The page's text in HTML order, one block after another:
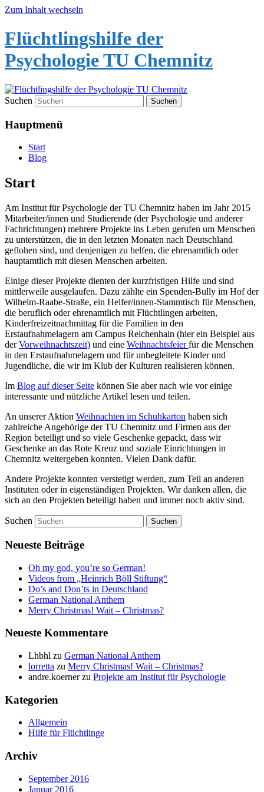
Zum Inhalt wechseln
Flüchtlingshilfe der
Psychologie TU Chemnitz
Suchen
Hauptmenü
Start
Blog
Start
Am Institut für Psychologie der TU Chemnitz haben im Jahr 2015
Mitarbeiter/innen und Studierende (der Psychologie und anderer
Fachrichtungen) mehrere Projekte ins Leben gerufen um Menschen
zu unterstützen, die in den letzten Monaten nach Deutschland
geflohen sind, und denjenigen zu helfen, die ehrenamtlich oder
hauptamtlich mit diesen Menschen arbeiten.
Einige dieser Projekte dienten der kurzfristigen Hilfe und sind
mittlerweile ausgelaufen. Dazu zählte ein Spenden-Bully im Hof der
Wilhelm-Raabe-Straße, ein Helfer/innen-Stammtisch für Menschen,
die beruflich oder ehrenamtlich mit Flüchtlingen arbeiten,
Kinderfreizeitnachmittag für die Familien in den
Erstaufnahmelagern am Campus Reichenhain (hier ein Beispiel aus
derVorweihnachtszeit) und eine Weihnachtsfeierfür die Menschen
in den Erstaufnahmelagern und für unbegleitete Kinder und
Jugendliche, die wir im Klub der Kulturen realisieren können.
Im Blog auf dieser Seite können Sie aber nach wie vor einige
interessante und nützliche Artikel lesen und teilen.
An unserer Aktion Weihnachten im Schuhkarton haben sich
zahlreiche Angehörige der TU Chemnitz und Firmen aus der
Region beteiligt und so viele Geschenke gepackt, dass wir
Geschenke an das Rote Kreuz und soziale Einrichtungen in
Chemnitz weitergeben konnten. Vielen Dank dafür.
Andere Projekte konnten verstetigt werden, zum Teil an anderen
Instituten oder in eigenständigen Projekten. Wir danken allen, die
sich an den Projekten beteiligt haben und immer noch aktiv sind.
Suchen
Neueste Beiträge
Oh my god, you’re so German!
Videos from „Heinrich Böll Stiftung“
Do’s and Don’ts in Deutschland
German National Anthem
Merry Christmas! Wait – Christmas?
Neueste Kommentare
Lhbhl zu German National Anthem
lorretta zu Merry Christmas! Wait – Christmas?
andre.koernerzu Projekte am Institut für Psychologie
Kategorien
Allgemein
Hilfe für Flüchtlinge
Archiv
September 2016
Januar 2016